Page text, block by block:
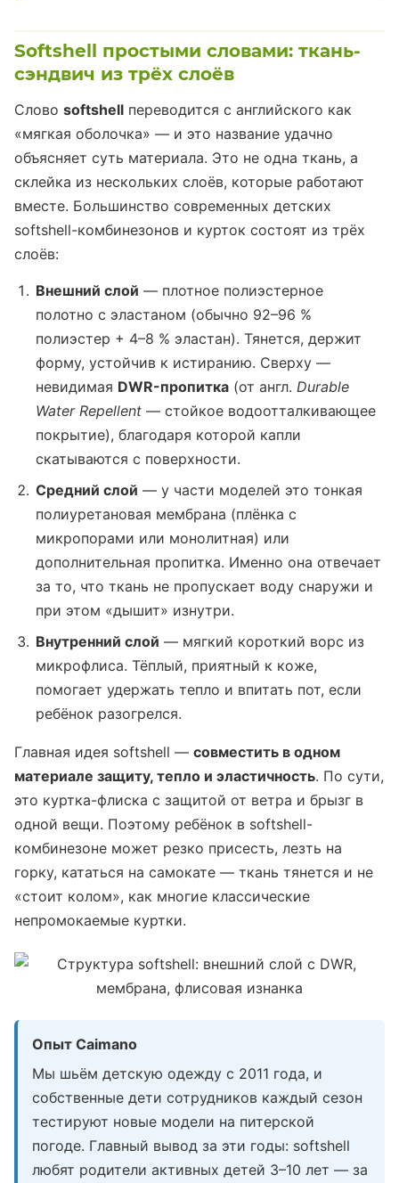
Softshell простыми словами: ткань-
сэндвич из трёх слоёв
Слово softshell переводится с английского как
«мягкая оболочка» — и это название удачно
объясняет суть материала. Это не одна ткань, а
склейка из нескольких слоёв, которые работают
вместе. Большинство современных детских
softshell-комбинезонов и курток состоят из трёх
слоёв:
Внешний слой — плотное полиэстерное
полотно с эластаном (обычно 92–96 %
полиэстер + 4–8 % эластан). Тянется, держит
форму, устойчив к истиранию. Сверху —
невидимая DWR-пропитка (от англ. Durable
Water Repellent — стойкое водоотталкивающее
покрытие), благодаря которой капли
скатываются с поверхности.
Средний слой — у части моделей это тонкая
полиуретановая мембрана (плёнка с
микропорами или монолитная) или
дополнительная пропитка. Именно она отвечает
за то, что ткань не пропускает воду снаружи и
при этом «дышит» изнутри.
Внутренний слой — мягкий короткий ворс из
микрофлиса. Тёплый, приятный к коже,
помогает удержать тепло и впитать пот, если
ребёнок разогрелся.
Главная идея softshell — совместить в одном
материале защиту, тепло и эластичность. По сути,
это куртка-флиска с защитой от ветра и брызг в
одной вещи. Поэтому ребёнок в softshell-
комбинезоне может резко присесть, лезть на
горку, кататься на самокате — ткань тянется и не
«стоит колом», как многие классические
непромокаемые куртки.
Опыт Caimano
Мы шьём детскую одежду с 2011 года, и
собственные дети сотрудников каждый сезон
тестируют новые модели на питерской
погоде. Главный вывод за эти годы: softshell
любят родители активных детей 3–10 лет — за